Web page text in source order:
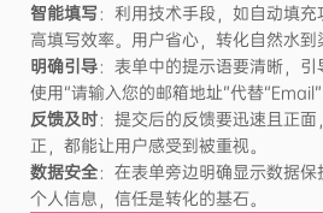
智能填写 ：利用技术手段，如自动填
高填写效率。用户省心，转化自然水到
明确引导：表单中的提示语要清晰，引
使用“请输入您的邮箱地址”代替
反馈及时：提交后的反馈要迅速且正
正，都能让用户感受到被重视。
数据安全：在表单旁边明确显示数据
个人信息，信任是转化的基石。